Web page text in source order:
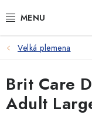
na
PSI
KOČKY
KONĚ
Velká plemena
Brit Care
Adult